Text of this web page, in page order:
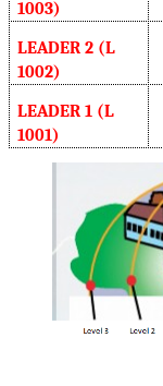
1003)
LEADER 2 (L
1002)
LEADER 1 (L
1001)